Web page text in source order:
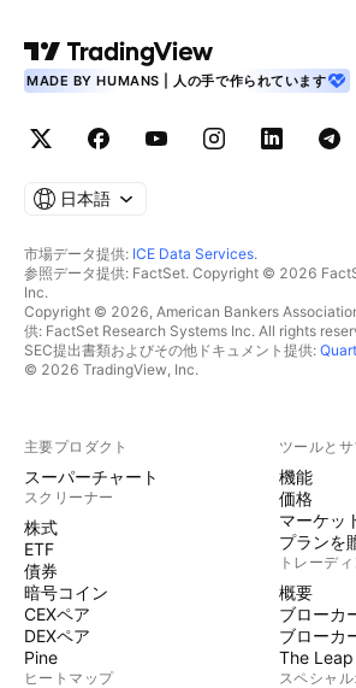
MADE BY HUMANS | 人の手で作られています
日本語
市場データ提供: ICE Data Services.
参照データ提供: FactSet. Copyright © 2026
Inc.
Copyright © 2026, American Bankers
供: FactSet Research Systems Inc. All rights
SEC提出書類およびその他ドキュメント提供:
© 2026 TradingView, Inc.
主要プロダクト
スーパーチャート
スクリーナー
株式
ETF
債券
暗号コイン
CEXペア
DEXペア
Pine
ヒートマップ
ツールと
機能
価格
マーケッ
プランを
トレーデ
概要
ブローカ
ブローカ
The Leap
スペシャ